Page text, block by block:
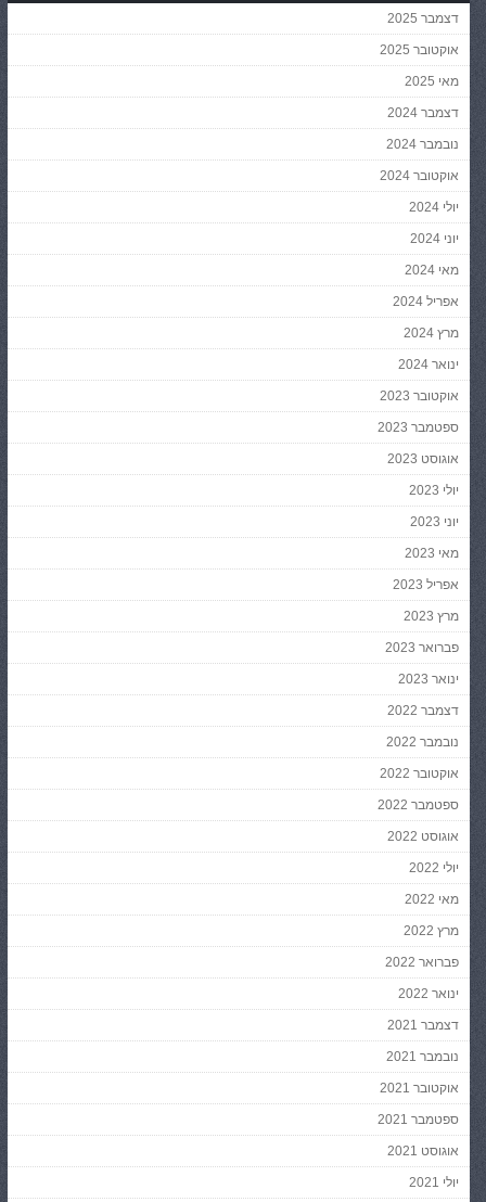
דצמבר 2025
אוקטובר 2025
מאי 2025
דצמבר 2024
נובמבר 2024
אוקטובר 2024
יולי 2024
יוני 2024
מאי 2024
אפריל 2024
מרץ 2024
ינואר 2024
אוקטובר 2023
ספטמבר 2023
אוגוסט 2023
יולי 2023
יוני 2023
מאי 2023
אפריל 2023
מרץ 2023
פברואר 2023
ינואר 2023
דצמבר 2022
נובמבר 2022
אוקטובר 2022
ספטמבר 2022
אוגוסט 2022
יולי 2022
מאי 2022
מרץ 2022
פברואר 2022
ינואר 2022
דצמבר 2021
נובמבר 2021
אוקטובר 2021
ספטמבר 2021
אוגוסט 2021
יולי 2021